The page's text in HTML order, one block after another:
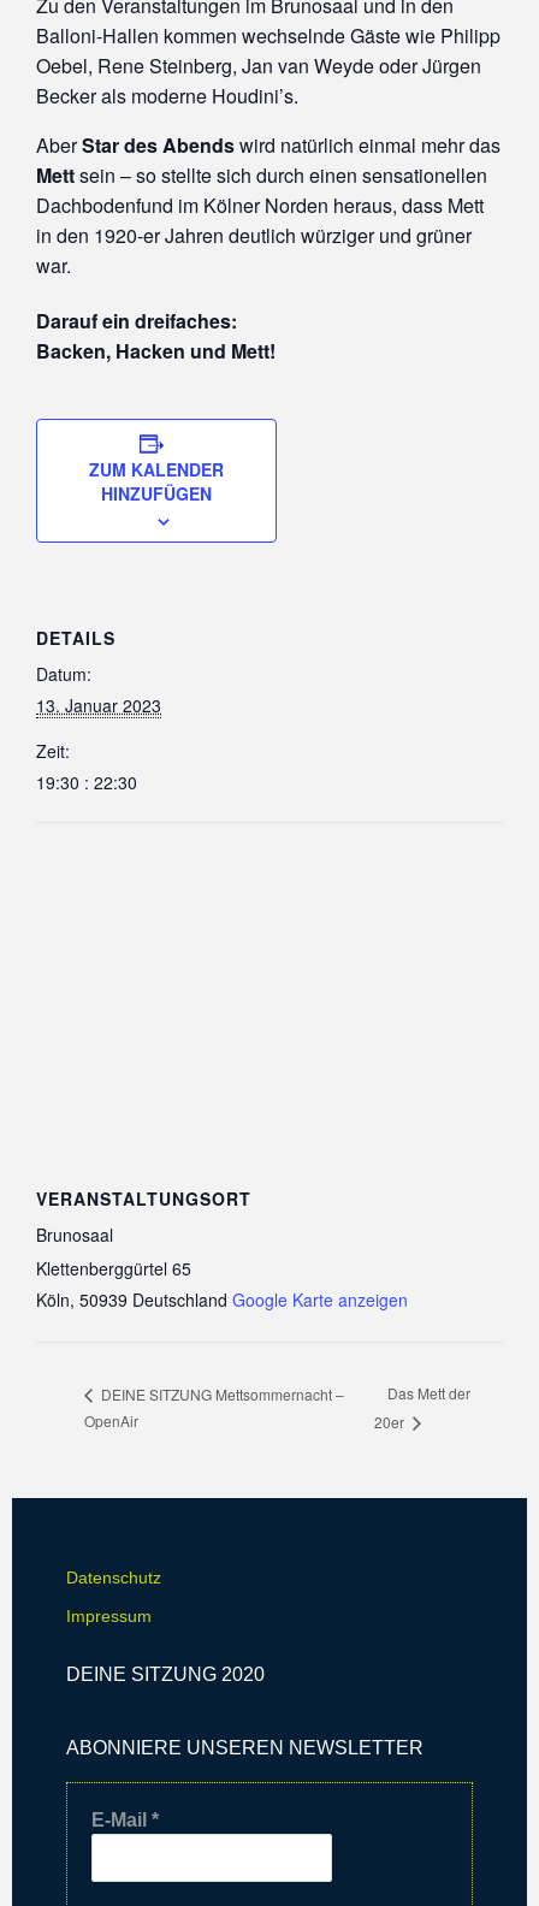
Balloni-Hallen kommen wechselnde Gäste wie Philipp
Oebel, Rene Steinberg, Jan van Weyde oder Jürgen
Becker als moderne Houdini’s.
AberStar des Abendswird natürlich einmal mehr das
Mettsein – so stellte sich durch einen sensationellen
Dachbodenfund im Kölner Norden heraus, dass Mett
in den 1920-er Jahren deutlich würziger und grüner
war.
Darauf ein dreifaches:
Backen, Hacken und Mett!
ZUM KALENDER
HINZUFÜGEN
DETAILS
Datum:
13. Januar 2023
Zeit:
19:30 : 22:30
VERANSTALTUNGSORT
Brunosaal
Klettenberggürtel 65
Köln, 50939 Deutschland Google Karte anzeigen
DEINE SITZUNG Mettsommernacht –
OpenAir
Das Mett der
20er
Datenschutz
Impressum
DEINE SITZUNG 2020
ABONNIERE UNSEREN NEWSLETTER
E-Mail *